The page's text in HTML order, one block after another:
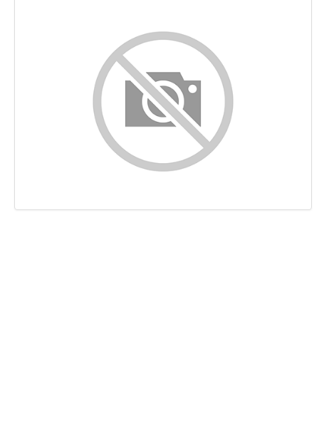
Palavras-chave
Usabilidade
Documento
Dispositivos Móveis